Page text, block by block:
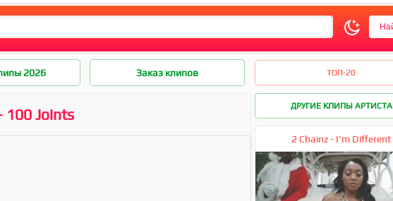
2026 Заказ клипов ТОП-20
100 Joints
ДРУГИЕ КЛИПЫ АРТИСТА
2 Chainz - I'm Different